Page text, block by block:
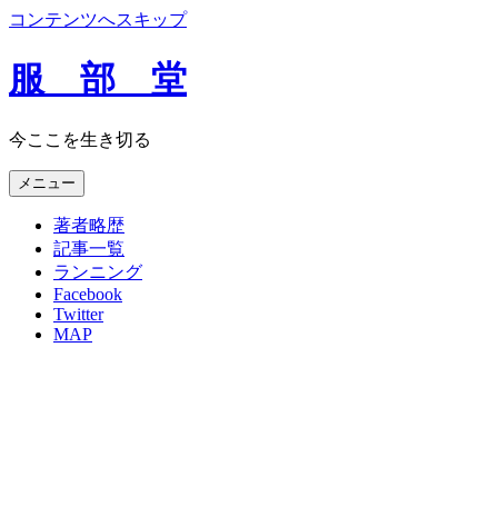
コンテンツへスキップ
服 部 堂
今ここを生き切る
メニュー
著者略歴
記事一覧
ランニング
Facebook
Twitter
MAP